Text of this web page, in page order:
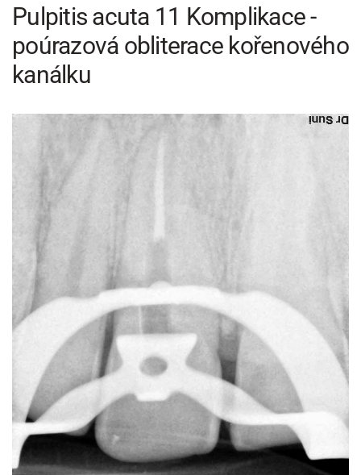
Pulpitis acuta 11 Komplikace -
poúrazová obliterace kořenového
kanálku